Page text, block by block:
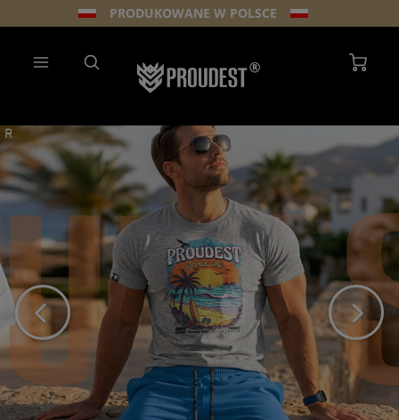
PRODUKOWANE W POLSCE